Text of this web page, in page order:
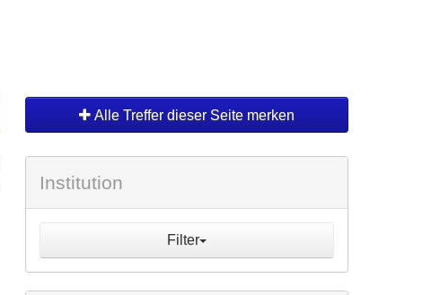
Alle Treffer dieser Seite merken
Institution
Filter